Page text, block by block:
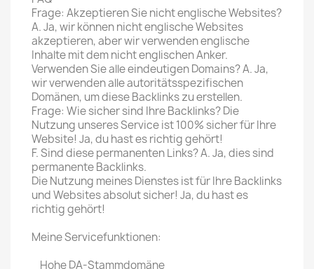
Frage: Akzeptieren Sie nicht englische Websites?
A. Ja, wir können nicht englische Websites
akzeptieren, aber wir verwenden englische
Inhalte mit dem nicht englischen Anker.
Verwenden Sie alle eindeutigen Domains? A. Ja,
wir verwenden alle autoritätsspezifischen
Domänen, um diese Backlinks zu erstellen.
Frage: Wie sicher sind Ihre Backlinks? Die
Nutzung unseres Service ist 100% sicher für Ihre
Website! Ja, du hast es richtig gehört!
F. Sind diese permanenten Links? A. Ja, dies sind
permanente Backlinks.
Die Nutzung meines Dienstes ist für Ihre Backlinks
und Websites absolut sicher! Ja, du hast es
richtig gehört!
Meine Servicefunktionen:
Hohe DA-Stammdomäne